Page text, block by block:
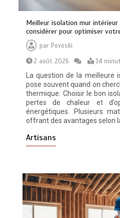
Meilleur isolation mur intérieur
considérer pour optimiser
par Povoski
2 août 2026
14
La question de la meilleure
pose souvent quand on
thermique. Choisir le bon
pertes de chaleur et
énergétiques. Plusieurs
offrant des avantages selon
Artisans